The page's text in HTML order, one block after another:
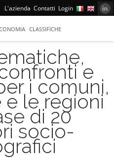
L'azienda Contatti Login
CLASSIFICHE
e
i comuni,
le regioni
di 20
socio-